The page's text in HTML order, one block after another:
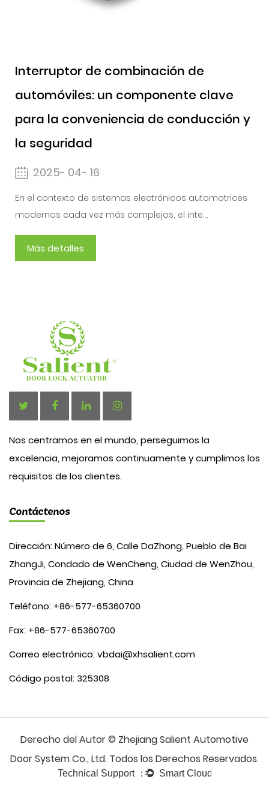
Interruptor de combinación de
automóviles: un componente clave
para la conveniencia de conducción y
la seguridad
2025- 04- 16
En el contexto de sistemas electrónicos automotrices
modernos cada vez más complejos, el inte...
Más detalles
Nos centramos en el mundo, perseguimos la
excelencia, mejoramos continuamente y cumplimos los
requisitos de los clientes.
Contáctenos
Dirección: Número de 6, Calle DaZhong, Pueblo de Bai
ZhangJi, Condado de WenCheng, Ciudad de WenZhou,
Provincia de Zhejiang, China
Teléfono: +86-577-65360700
Fax: +86-577-65360700
Correo electrónico:vbdai@xhsalient.com
Código postal: 325308
Derecho del Autor © Zhejiang Salient Automotive
Door System Co., Ltd. Todos los Derechos Reservados.